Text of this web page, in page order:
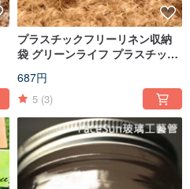
プラスチックフリーリネン収納
袋 グリーンライフ プラスチック
ン袋 ストロー袋 カトラリー袋
687円
5 (3)